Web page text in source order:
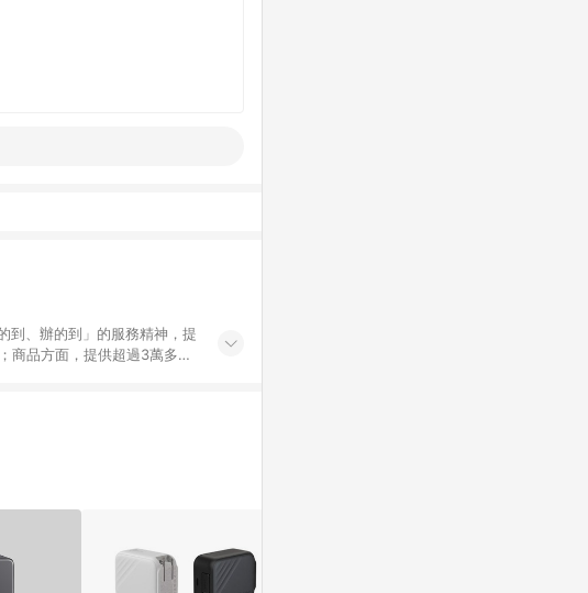
到、辦的到」的服務精神，提
商品方面，提供超過3萬多種
內完成訂購或結帳流程